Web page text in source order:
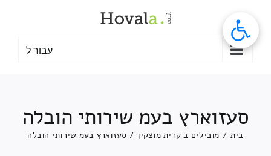
עבור ל
סעזוארץ בעמ שירותי הובלה
בית / מובילים ב קרית מוצקין / סעזוארץ בעמ שירותי הובלה